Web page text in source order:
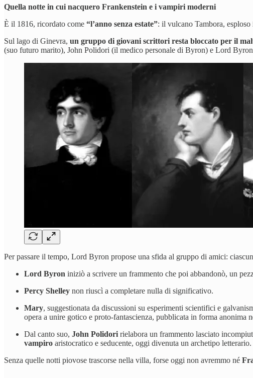
Quella notte in cui nacquero Frankenstein e i vampiri moderni
È il 1816, ricordato come “l’anno senza estate”: il vulcano Tambora,
Sul lago di Ginevra, un gruppo di giovani scrittori resta bloccato per il
(suo futuro marito), John Polidori (il medico personale di Byron) e Lord Byron
Per passare il tempo, Lord Byron propose una sfida al gruppo di amici:
Lord Byron iniziò a scrivere un frammento che poi abbandonò, un
Percy Shelley non riuscì a completare nulla di significativo.
Mary, suggestionata da discussioni su esperimenti scientifici e
opera a unire gotico e proto-fantascienza, pubblicata in forma anonima
Dal canto suo, John Polidori rielabora un frammento lasciato
vampiro aristocratico e seducente, oggi divenuta un archetipo letterario.
Senza quelle notti piovose trascorse nella villa, forse oggi non avremmo né